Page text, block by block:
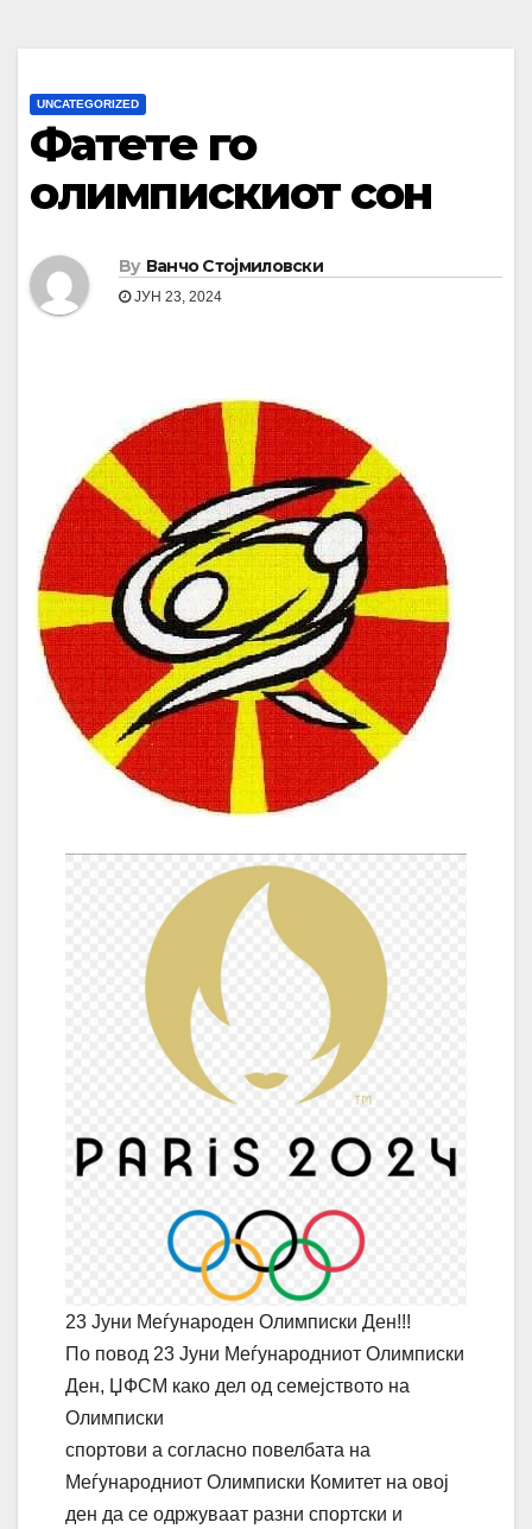
UNCATEGORIZED
Фатете го
олимпискиот сон
By Ванчо Стојмиловски
ЈУН 23, 2024
23 Јуни Меѓународен Олимписки Ден!!!
По повод 23 Јуни Меѓународниот Олимписки
Ден, ЏФСМ како дел од семејството на
Олимписки
спортови а согласно повелбата на
Меѓународниот Олимписки Комитет на овој
ден да се одржуваат разни спортски и